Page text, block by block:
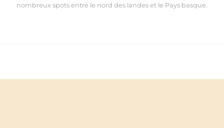
nombreux spots entre le nord des landes et le Pays basque.